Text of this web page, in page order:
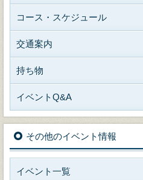
コース・スケジュール
交通案内
持ち物
イベントQ&A
その他のイベント情報
イベント一覧